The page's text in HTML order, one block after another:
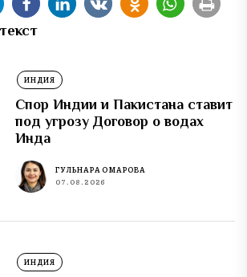
ИНДИЯ
Спор Индии и Пакистана ставит
под угрозу Договор о водах
Инда
ГУЛЬНАРА ОМАРОВА
07.08.2026
ИНДИЯ